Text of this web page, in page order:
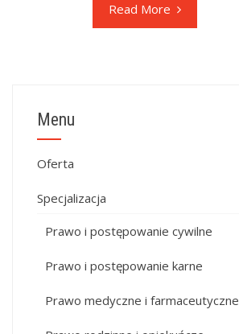
Read More
Menu
Oferta
Specjalizacja
Prawo i postępowanie cywilne
Prawo i postępowanie karne
Prawo medyczne i farmaceutyczne